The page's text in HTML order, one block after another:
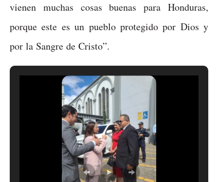
vienen muchas cosas buenas para Honduras,
porque este es un pueblo protegido por Dios y
por la Sangre de Cristo”.